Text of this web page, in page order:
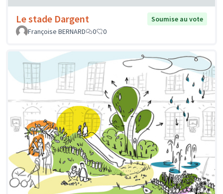
Le stade Dargent
Soumise au vote
Françoise BERNARD
0 0